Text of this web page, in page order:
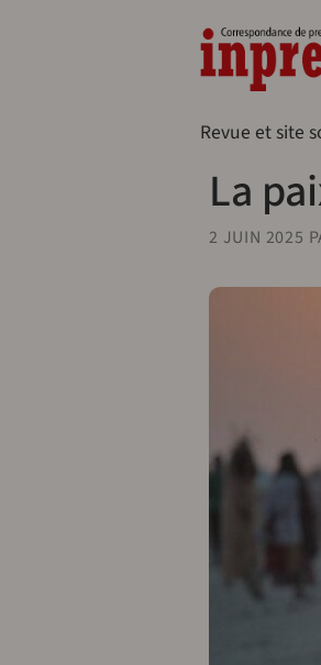
Revue et site
La
2 JUIN 2025